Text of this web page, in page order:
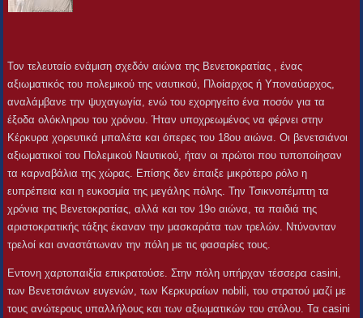
Τον τελευταίο ενάμιση σχεδόν αιώνα της Βενετοκρατίας , ένας
αξιωματικός του πολεμικού της ναυτικού, Πλοίαρχος ή Υποναύαρχος,
αναλάμβανε την ψυχαγωγία, ενώ του εχορηγείτο ένα ποσόν για τα
έξοδα ολόκληρου του χρόνου. Ήταν υποχρεωμένος να φέρνει στην
Κέρκυρα χορευτικά μπαλέτα και όπερες του 18ου αιώνα. Οι βενετσιάνοι
αξιωματικοί του Πολεμικού Ναυτικού, ήταν οι πρώτοι που τυποποίησαν
τα καρναβάλια της χώρας. Επίσης δεν έπαιξε μικρότερο ρόλο η
ευπρέπεια και η ευκοσμία της μεγάλης πόλης. Την Τσικνοπέμπτη τα
χρόνια της Βενετοκρατίας, αλλά και τον 19ο αιώνα, τα παιδιά της
αριστοκρατικής τάξης έκαναν την μασκαράτα των τρελών. Ντύνονταν
τρελοί και αναστάτωναν την πόλη με τις φασαρίες τους.
Εντονη χαρτοπαιξία επικρατούσε. Στην πόλη υπήρχαν τέσσερα casini,
των Βενετσιάνων ευγενών, των Κερκυραίων nobili, του στρατού μαζί με
τους ανώτερους υπαλλήλους και των αξιωματικών του στόλου. Τα casini